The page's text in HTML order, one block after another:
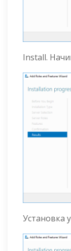
Install.
Установка